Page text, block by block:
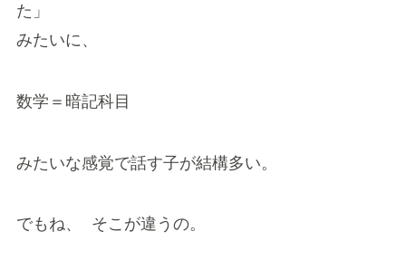
た」
みたいに、
数学＝暗記科目
みたいな感覚で話す子が結構多い。
でもね、 そこが違うの。